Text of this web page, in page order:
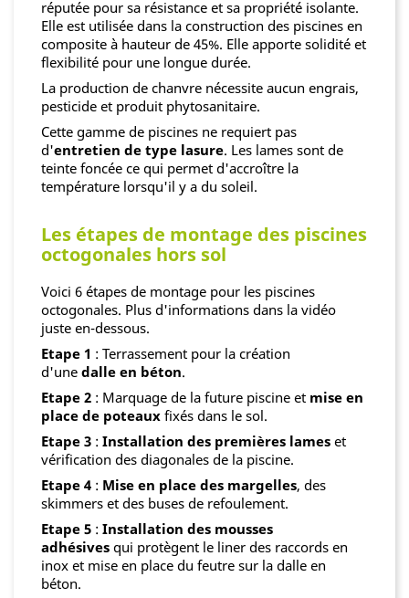
réputée pour sa résistance et sa propriété isolante.
Elle est utilisée dans la construction des piscines en
composite à hauteur de 45%. Elle apporte solidité et
flexibilité pour une longue durée.
La production de chanvre nécessite aucun engrais,
pesticide et produit phytosanitaire.
Cette gamme de piscines ne requiert pas
d'entretien de type lasure. Les lames sont de
teinte foncée ce qui permet d'accroître la
température lorsqu'il y a du soleil.
Les étapes de montage des piscines
octogonales hors sol
Voici 6 étapes de montage pour les piscines
octogonales. Plus d'informations dans la vidéo
juste en-dessous.
Etape 1 : Terrassement pour la création
d'une dalle en béton.
Etape 2 : Marquage de la future piscine et mise en
place de poteaux fixés dans le sol.
Etape 3 : Installation des premières lames et
vérification des diagonales de la piscine.
Etape 4 : Mise en place des margelles, des
skimmers et des buses de refoulement.
Etape 5 : Installation des mousses
adhésives qui protègent le liner des raccords en
inox et mise en place du feutre sur la dalle en
béton.